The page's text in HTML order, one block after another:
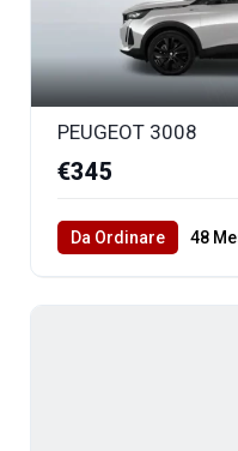
PEUGEOT 3008
€345
Da Ordinare 48